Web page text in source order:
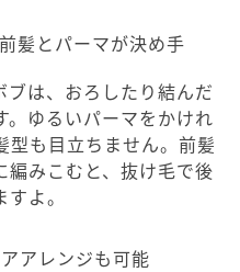
髪とパーマが決め手
は、おろしたり結んだ
。ゆるいパーマをかけれ
型も目立ちません。前髪
編みこむと、抜け毛で後
よ。
アレンジも可能